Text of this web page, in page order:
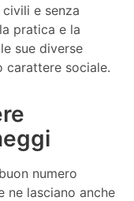
e senza
pratica e la
sue diverse
carattere sociale.
numero
ne lasciano anche